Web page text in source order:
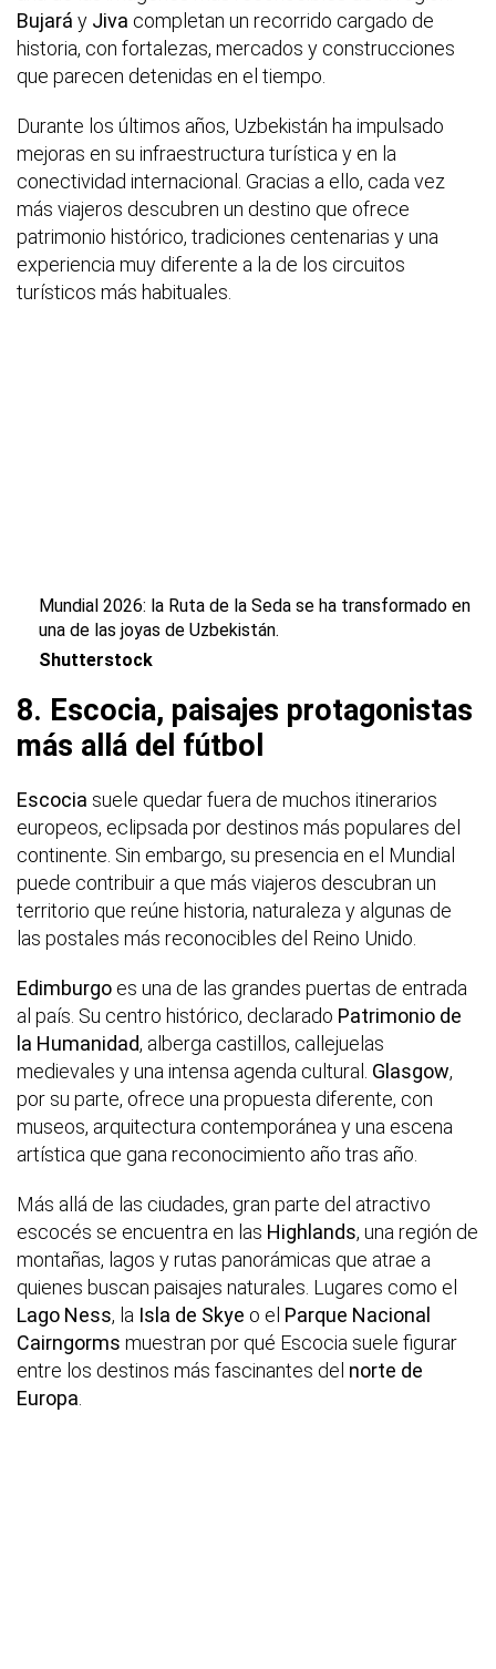
Bujará y Jiva completan un recorrido cargado de
historia, con fortalezas, mercados y construcciones
que parecen detenidas en el tiempo.
Durante los últimos años, Uzbekistán ha impulsado
mejoras en su infraestructura turística y en la
conectividad internacional. Gracias a ello, cada vez
más viajeros descubren un destino que ofrece
patrimonio histórico, tradiciones centenarias y una
experiencia muy diferente a la de los circuitos
turísticos más habituales.
Mundial 2026: la Ruta de la Seda se ha transformado en
una de las joyas de Uzbekistán.
Shutterstock
8. Escocia, paisajes protagonistas
más allá del fútbol
Escocia suele quedar fuera de muchos itinerarios
europeos, eclipsada por destinos más populares del
continente. Sin embargo, su presencia en el Mundial
puede contribuir a que más viajeros descubran un
territorio que reúne historia, naturaleza y algunas de
las postales más reconocibles del Reino Unido.
Edimburgo es una de las grandes puertas de entrada
al país. Su centro histórico, declarado Patrimonio de
la Humanidad, alberga castillos, callejuelas
medievales y una intensa agenda cultural. Glasgow,
por su parte, ofrece una propuesta diferente, con
museos, arquitectura contemporánea y una escena
artística que gana reconocimiento año tras año.
Más allá de las ciudades, gran parte del atractivo
escocés se encuentra en las Highlands, una región de
montañas, lagos y rutas panorámicas que atrae a
quienes buscan paisajes naturales. Lugares como el
Lago Ness, la Isla de Skye o el Parque Nacional
Cairngorms muestran por qué Escocia suele figurar
entre los destinos más fascinantes del norte de
Europa